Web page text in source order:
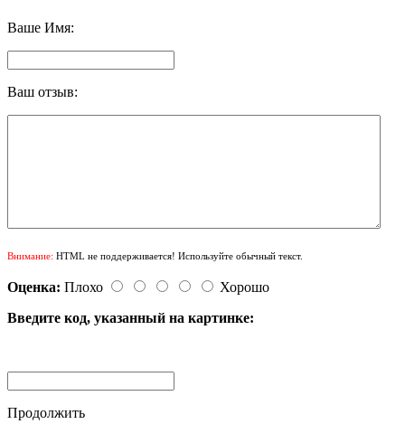
Ваше Имя:
Ваш отзыв:
Внимание: HTML не поддерживается! Используйте обычный текст.
Оценка: Плохо
Хорошо
Введите код, указанный на картинке:
Продолжить